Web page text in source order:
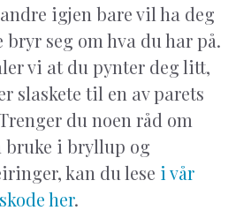
igjen bare vil ha deg
seg om hva du har på.
vi at du pynter deg litt,
slaskete til en av parets
du noen råd om
bruke i bryllup og
kan du lese i vår
her.